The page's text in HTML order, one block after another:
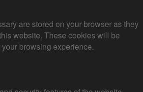
are stored on your browser as they
website. These cookies will be
browsing experience.